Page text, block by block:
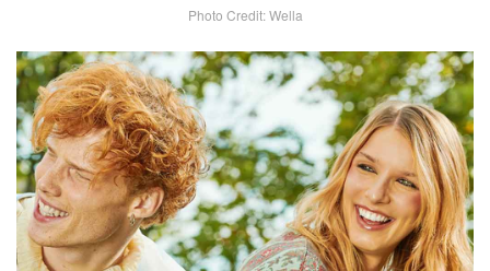
Photo Credit: Wella